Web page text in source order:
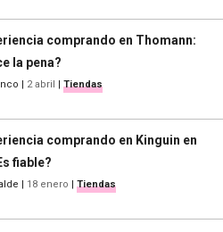
comprando en Thomann:
la pena?
| 2 abril | Tiendas
comprando en Kinguin en
fiable?
| 18 enero | Tiendas